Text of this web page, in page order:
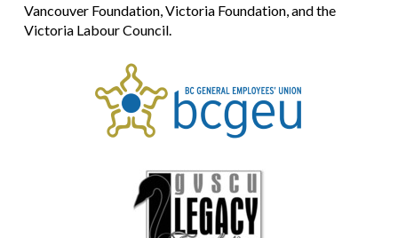
Vancouver Foundation, Victoria Foundation, and the
Victoria Labour Council.